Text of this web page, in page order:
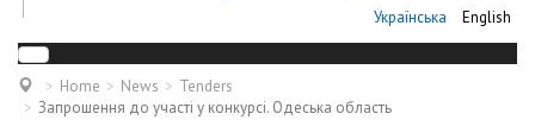
Українська English
Home News
Tenders
Запрошення до участі у конкурсі. Одеська область